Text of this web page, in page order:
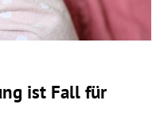
ist Fall für